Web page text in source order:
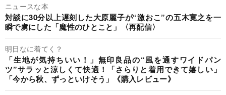
ニュースな本
対談に30分以上遅刻した大原麗子が“激おこ”の五木寛之を一
瞬で虜にした「魔性のひとこと」〈再配信〉
明日なに着てく？
「生地が気持ちいい！」無印良品の“風を通すワイドパン
ツ”サラッと涼しくて快適！「さらりと着用できて嬉しい」
「今から秋、ずっといけそう」《購入レビュー》